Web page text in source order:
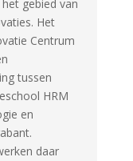
gebied van
Het
Centrum
tussen
HRM
en
daar